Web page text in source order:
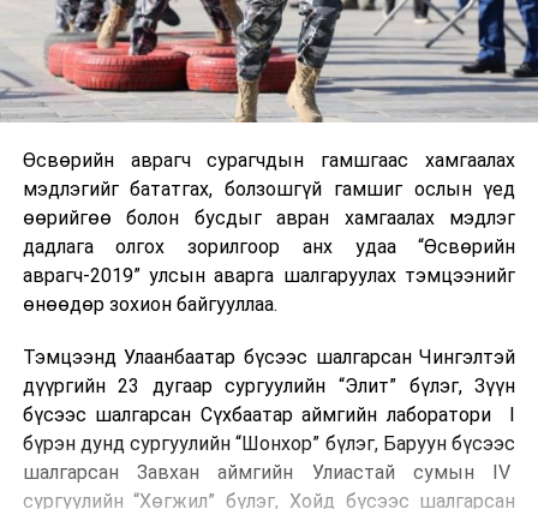
Өсвөрийн аврагч сурагчдын гамшгаас хамгаалах
мэдлэгийг бататгах, болзошгүй гамшиг ослын үед
өөрийгөө болон бусдыг авран хамгаалах мэдлэг
дадлага олгох зорилгоор анх удаа “Өсвөрийн
аврагч-2019” улсын аварга шалгаруулах тэмцээнийг
өнөөдөр зохион байгууллаа.
Тэмцээнд Улаанбаатар бүсээс шалгарсан Чингэлтэй
дүүргийн 23 дугаар сургуулийн “Элит” бүлэг, Зүүн
бүсээс шалгарсан Сүхбаатар аймгийн лаборатори I
бүрэн дунд сургуулийн “Шонхор” бүлэг, Баруун бүсээс
шалгарсан Завхан аймгийн Улиастай сумын IV
сургуулийн “Хөгжил” бүлэг, Хойд бүсээс шалгарсан